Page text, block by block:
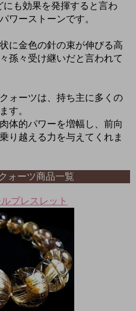
も効果を発揮すると言わ
ワーストーンです。
に金色の針の束が伸びる高
孫々受け継いだと言われて
ォーツは、持ち主に多くの
す。
体的パワーを増幅し、前向
り越える力を与えてくれま
ォーツ商品一覧
ブレスレット